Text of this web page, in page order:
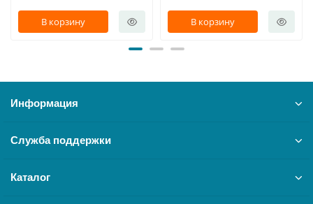
В корзину В корзину
Информация
Служба поддержки
Каталог